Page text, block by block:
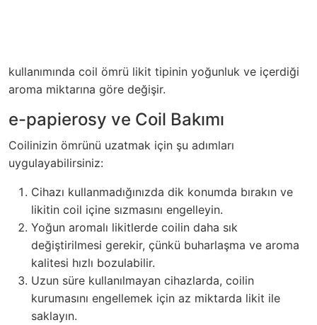
kullanımında coil ömrü likit tipinin yoğunluk ve içerdiği
aroma miktarına göre değişir.
e-papierosy ve Coil Bakımı
Coilinizin ömrünü uzatmak için şu adımları
uygulayabilirsiniz:
Cihazı kullanmadığınızda dik konumda bırakın ve
likitin coil içine sızmasını engelleyin.
Yoğun aromalı likitlerde coilin daha sık
değiştirilmesi gerekir, çünkü buharlaşma ve aroma
kalitesi hızlı bozulabilir.
Uzun süre kullanılmayan cihazlarda, coilin
kurumasını engellemek için az miktarda likit ile
saklayın.